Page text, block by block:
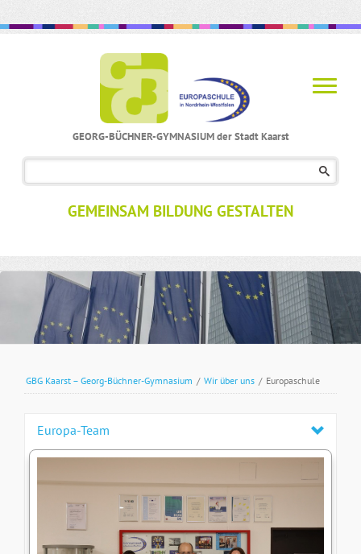
GEORG-BÜCHNER-GYMNASIUM der Stadt Kaarst
GEMEINSAM BILDUNG GESTALTEN
GBG Kaarst – Georg-Büchner-Gymnasium / Wir über uns / Europaschule
Europa-Team